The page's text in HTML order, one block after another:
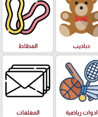
دباديب المطاط
ادوات رياضية المغلفات